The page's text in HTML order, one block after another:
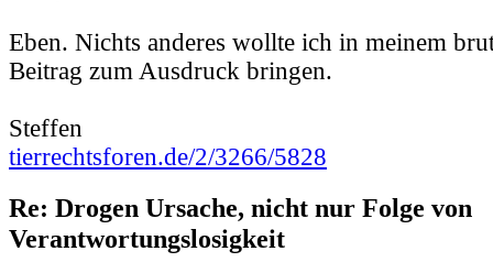
Eben. Nichts anderes wollte ich in meinem
Beitrag zum Ausdruck bringen.
Steffen
tierrechtsforen.de/2/3266/5828
Re: Drogen Ursache, nicht nur Folge von
Verantwortungslosigkeit